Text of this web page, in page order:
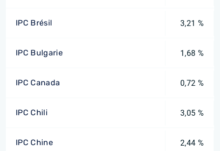
IPC Brésil 3,21 %
IPC Bulgarie 1,68 %
IPC Canada 0,72 %
IPC Chili 3,05 %
IPC Chine 2,44 %